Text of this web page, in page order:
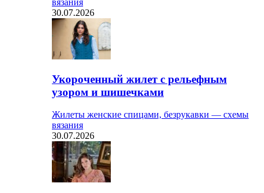
вязания
30.07.2026
Укороченный жилет с рельефным
узором и шишечками
Жилеты женские спицами, безрукавки — схемы
вязания
30.07.2026